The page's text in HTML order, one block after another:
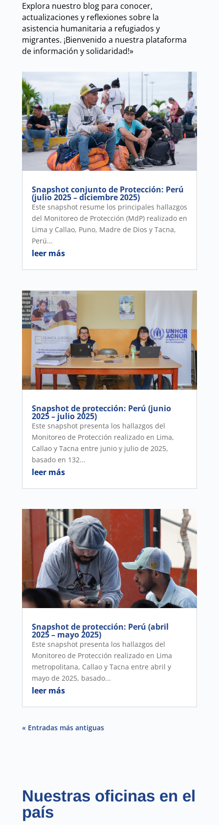
Explora nuestro blog para conocer,
actualizaciones y reflexiones sobre la
asistencia humanitaria a refugiados y
migrantes. ¡Bienvenido a nuestra plataforma
de información y solidaridad!»
Snapshot conjunto de Protección: Perú
(julio 2025 – diciembre 2025)
Este snapshot resume los principales hallazgos
del Monitoreo de Protección (MdP) realizado en
Lima y Callao, Puno, Madre de Dios y Tacna,
Perú...
leer más
Snapshot de protección: Perú (junio
2025 – julio 2025)
Este snapshot presenta los hallazgos del
Monitoreo de Protección realizado en Lima,
Callao y Tacna entre junio y julio de 2025,
basado en 132...
leer más
Snapshot de protección: Perú (abril
2025 – mayo 2025)
Este snapshot presenta los hallazgos del
Monitoreo de Protección realizado en Lima
metropolitana, Callao y Tacna entre abril y
mayo de 2025, basado...
leer más
« Entradas más antiguas
Nuestras oficinas en el
país